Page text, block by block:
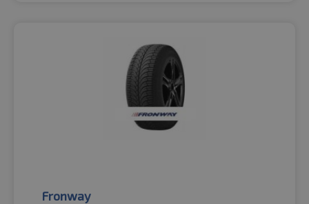
Fronway